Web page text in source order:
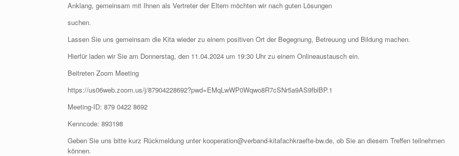
Anklang, gemeinsam mit Ihnen als Vertreter der Eltern möchten wir nach guten Lösungen
suchen.
Lassen Sie uns gemeinsam die Kita wieder zu einem positiven Ort der Begegnung, Betreuung und Bildung machen.
Hierfür laden wir Sie am Donnerstag, den 11.04.2024 um 19:30 Uhr zu einem Onlineaustausch ein.
Beitreten Zoom Meeting
https://us06web.zoom.us/j/87904228692?pwd=EMqLwWP0Wqwo8R7cSNr5a9AS9fblBP.1
Meeting-ID: 879 0422 8692
Kenncode: 893198
Geben Sie uns bitte kurz Rückmeldung unter kooperation@verband-kitafachkraefte-bw.de, ob Sie an diesem Treffen teilnehmen
können.